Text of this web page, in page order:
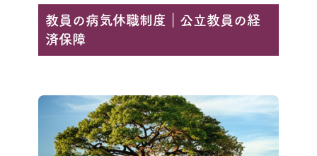
教員の病気休職制度｜公立教員の経
済保障